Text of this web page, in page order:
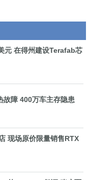
元 在得州建设Terafab芯
故障 400万车主存隐患
现场原价限量销售RTX